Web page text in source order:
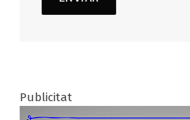
Publicitat